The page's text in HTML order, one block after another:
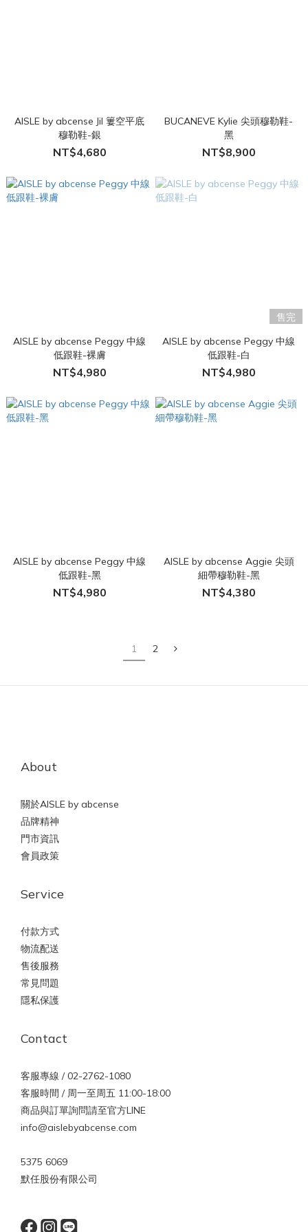
AISLE by abcense Jil 簍空平底
穆勒鞋-銀
NT$4,680
BUCANEVE Kylie 尖頭穆勒鞋-
黑
NT$8,900
AISLE by abcense Peggy 中線
低跟鞋-裸膚
NT$4,980
售完
AISLE by abcense Peggy 中線
低跟鞋-白
NT$4,980
AISLE by abcense Peggy 中線
低跟鞋-黑
NT$4,980
AISLE by abcense Aggie 尖頭
細帶穆勒鞋-黑
NT$4,380
1 2
About
關於AISLE by abcense
品牌精神
門市資訊
會員政策
Service
付款方式
物流配送
售後服務
常見問題
隱私保護
Contact
客服專線 / 02-2762-1080
客服時間 / 周一至周五 11:00-18:00
商品與訂單詢問請至官方LINE
info@aislebyabcense.com
5375 6069
默任股份有限公司